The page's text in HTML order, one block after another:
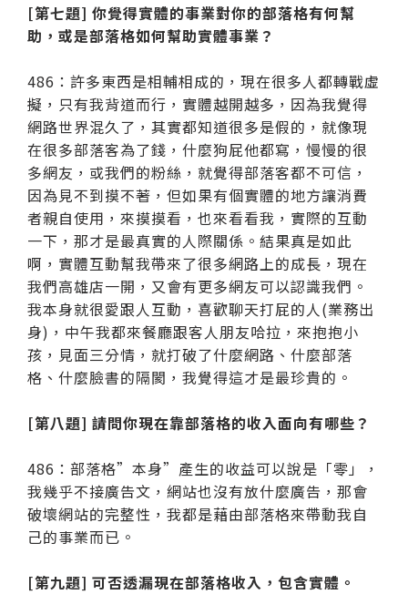
[第七題] 你覺得實體的事業對你的部落格有何幫
助，或是部落格如何幫助實體事業？
486：許多東西是相輔相成的，現在很多人都轉戰虛
擬，只有我背道而行，實體越開越多，因為我覺得
網路世界混久了，其實都知道很多是假的，就像現
在很多部落客為了錢，什麼狗屁他都寫，慢慢的很
多網友，或我們的粉絲，就覺得部落客都不可信，
因為見不到摸不著，但如果有個實體的地方讓消費
者親自使用，來摸摸看，也來看看我，實際的互動
一下，那才是最真實的人際關係。結果真是如此
啊，實體互動幫我帶來了很多網路上的成長，現在
我們高雄店一開，又會有更多網友可以認識我們。
我本身就很愛跟人互動，喜歡聊天打屁的人(業務出
身)，中午我都來餐廳跟客人朋友哈拉，來抱抱小
孩，見面三分情，就打破了什麼網路、什麼部落
格、什麼臉書的隔閡，我覺得這才是最珍貴的。
[第八題] 請問你現在靠部落格的收入面向有哪些？
486：部落格”本身”產生的收益可以說是「零」，
我幾乎不接廣告文，網站也沒有放什麼廣告，那會
破壞網站的完整性，我都是藉由部落格來帶動我自
己的事業而已。
[第九題] 可否透漏現在部落格收入，包含實體。